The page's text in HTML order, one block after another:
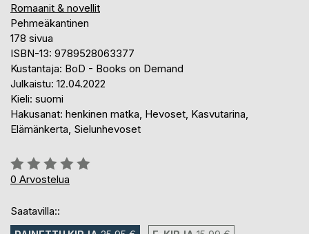
Romaanit & novellit
Pehmeäkantinen
178 sivua
ISBN-13: 9789528063377
Kustantaja: BoD - Books on Demand
Julkaistu: 12.04.2022
Kieli: suomi
Hakusanat: henkinen matka, Hevoset, Kasvutarina,
Elämänkerta, Sielunhevoset
Arvostelu::
0%
0 Arvostelua
Saatavilla::